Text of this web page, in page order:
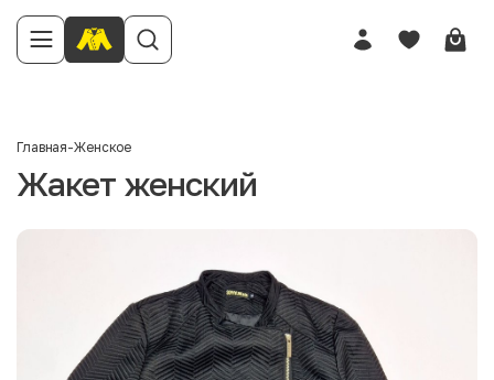
Главная-Женское
Жакет женский